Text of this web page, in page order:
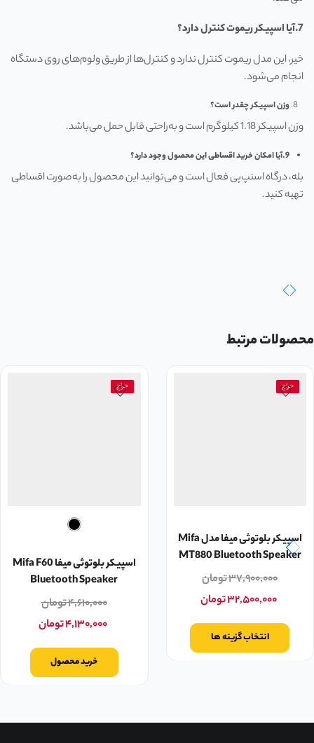
7.آیا اسپیکر ریموت کنترل دارد؟
خیر، این مدل ریموت کنترل ندارد و کنترل‌ها از طریق ولوم‌های روی دستگاه
انجام می‌شود.
وزن اسپیکر چقدر است؟
وزن اسپیکر 1.18 کیلوگرم است و به‌راحتی قابل حمل می‌باشد.
9. آیا امکان خرید اقساطی این محصول وجود دارد؟
بله، درگاه اسنپ‌پی فعال است و می‌توانید این محصول را به‌صورت اقساطی
تهیه کنید.
محصولات مرتبط
حراج
اسپیکر بلوتوثی میفا مدل Mifa
MT880 Bluetooth Speaker
۳۷,۹۰۰,۰۰۰تومان
۳۲,۵۰۰,۰۰۰تومان
انتخاب گزینه ها
حراج
اسپیکر بلوتوثی میفا Mifa F60
Bluetooth Speaker
۴,۶۱۰,۰۰۰تومان
۴,۱۳۰,۰۰۰تومان
خرید محصول